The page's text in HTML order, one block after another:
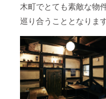
木町でとても素敵な物
巡り合うこととなります